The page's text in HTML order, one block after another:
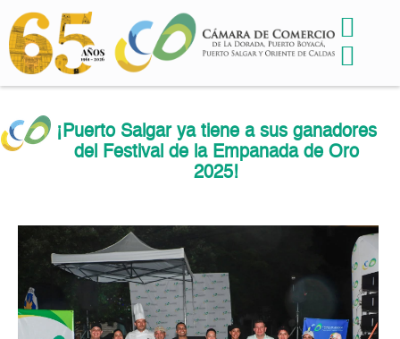
¡Puerto Salgar ya tiene a sus ganadores
del Festival de la Empanada de Oro
2025!